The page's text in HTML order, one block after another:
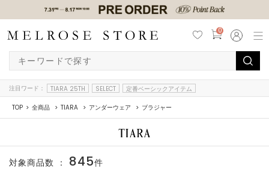
0
注目ワード： TIARA 25TH SELECT 定番ベーシックアイテム
TOP 全商品 TIARA アンダーウェア ブラジャー
対象商品数 ： 845件